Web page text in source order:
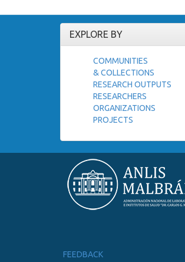
EXPLORE BY
COMMUNITIES
& COLLECTIONS
RESEARCH OUTPUTS
RESEARCHERS
ORGANIZATIONS
PROJECTS
FEEDBACK